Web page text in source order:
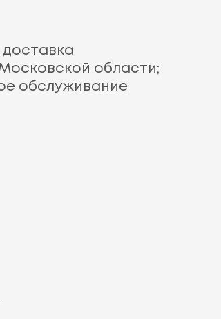
области;
обслуживание